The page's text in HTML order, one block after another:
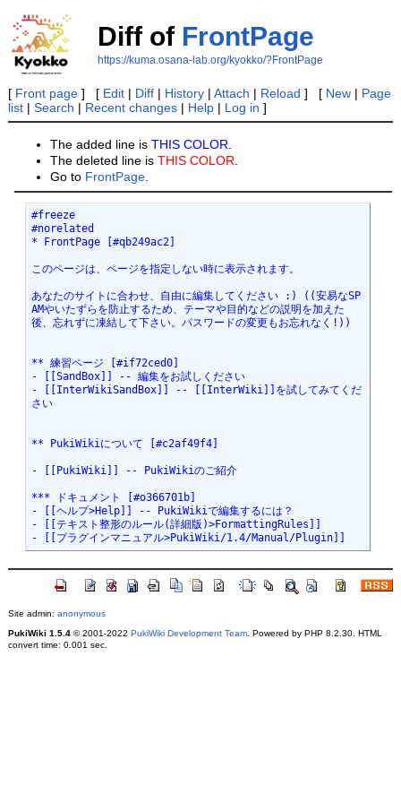
Diff of FrontPage
https://kuma.osana-lab.org/kyokko/?FrontPage
[ Front page] [ Edit| Diff| History| Attach | Reload ] [ New| Page
list| Search | Recent changes| Help| Log in ]
The added line isTHIS COLOR
The deleted line isTHIS COLOR
Go to FrontPage
#freeze
#norelated
* FrontPage [#qb249ac2]
このページは、ページを指定しない時に表示されます。
あなたのサイトに合わせ、自由に編集してください :) ((安易なSP
AMやいたずらを防止するため、テーマや目的などの説明を加えた
後、忘れずに凍結して下さい。パスワードの変更もお忘れなく!))
** 練習ページ [#if72ced0]
- [[SandBox]] -- 編集をお試しください
- [[InterWikiSandBox]] -- [[InterWiki]]を試してみてくだ
さい
** PukiWikiについて [#c2af49f4]
- [[PukiWiki]] -- PukiWikiのご紹介
*** ドキュメント [#o366701b]
- [[ヘルプ>Help]] -- PukiWikiで編集するには？
- [[テキスト整形のルール(詳細版)>FormattingRules]]
- [[プラグインマニュアル>PukiWiki/1.4/Manual/Plugin]]
Site admin: anonymous
PukiWiki 1.5.4© 2001-2022 PukiWiki Development Team. Powered by PHP 8.2.30. HTML
convert time: 0.001 sec.